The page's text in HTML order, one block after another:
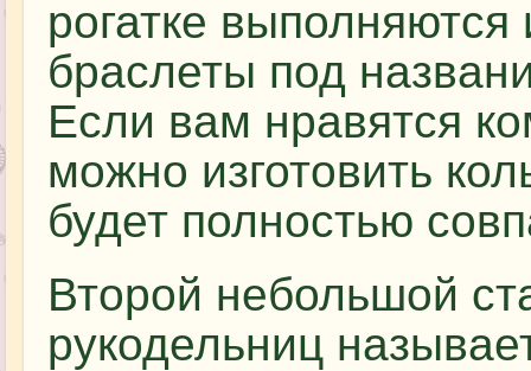
рогатке
браслеты под
Если вам нравятся
можно изготовить
будет полностью
Второй небольшой
рукодельниц